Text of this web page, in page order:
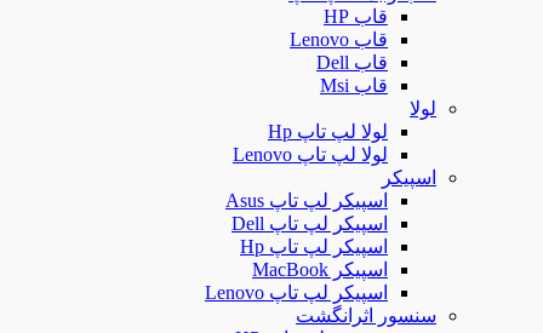
قاب HP
قاب Lenovo
قاب Dell
قاب Msi
لولا
لولا لپ تاپ Hp
لولا لپ تاپ Lenovo
اسپیکر
اسپیکر لپ تاپ Asus
اسپیکر لپ تاپ Dell
اسپیکر لپ تاپ Hp
اسپیکر MacBook
اسپیکر لپ تاپ Lenovo
سنسور اثرانگشت